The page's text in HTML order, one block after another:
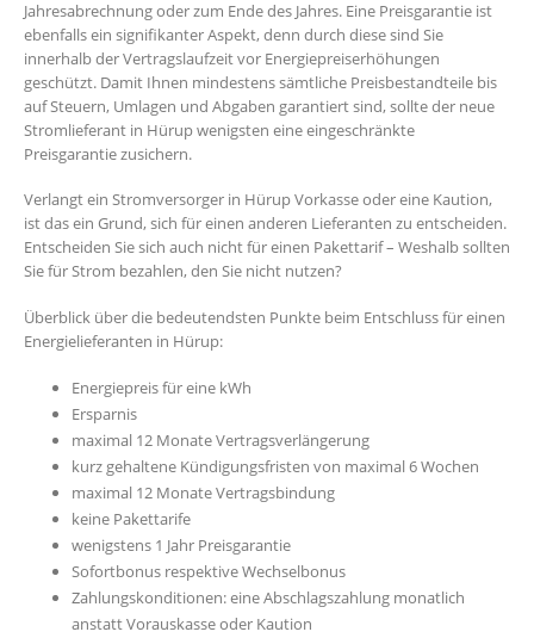
Jahresabrechnung oder zum Ende des Jahres. Eine Preisgarantie ist
ebenfalls ein signifikanter Aspekt, denn durch diese sind Sie
innerhalb der Vertragslaufzeit vor Energiepreiserhöhungen
geschützt. Damit Ihnen mindestens sämtliche Preisbestandteile bis
auf Steuern, Umlagen und Abgaben garantiert sind, sollte der neue
Stromlieferant in Hürup wenigsten eine eingeschränkte
Preisgarantie zusichern.
Verlangt ein Stromversorger in Hürup Vorkasse oder eine Kaution,
ist das ein Grund, sich für einen anderen Lieferanten zu entscheiden.
Entscheiden Sie sich auch nicht für einen Pakettarif – Weshalb sollten
Sie für Strom bezahlen, den Sie nicht nutzen?
Überblick über die bedeutendsten Punkte beim Entschluss für einen
Energielieferanten in Hürup:
Energiepreis für eine kWh
Ersparnis
maximal 12 Monate Vertragsverlängerung
kurz gehaltene Kündigungsfristen von maximal 6 Wochen
maximal 12 Monate Vertragsbindung
keine Pakettarife
wenigstens 1 Jahr Preisgarantie
Sofortbonus respektive Wechselbonus
Zahlungskonditionen: eine Abschlagszahlung monatlich
anstatt Vorauskasse oder Kaution